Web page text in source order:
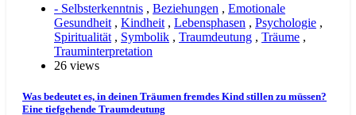
- Selbsterkenntnis , Beziehungen , Emotionale
Gesundheit , Kindheit , Lebensphasen , Psychologie ,
Spiritualität , Symbolik , Traumdeutung , Träume ,
Trauminterpretation
26 views
Was bedeutet es, in deinen Träumen fremdes Kind stillen zu müssen?
Eine tiefgehende Traumdeutung